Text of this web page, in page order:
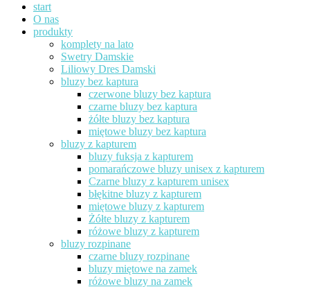
start
O nas
produkty
komplety na lato
Swetry Damskie
Liliowy Dres Damski
bluzy bez kaptura
czerwone bluzy bez kaptura
czarne bluzy bez kaptura
żółte bluzy bez kaptura
miętowe bluzy bez kaptura
bluzy z kapturem
bluzy fuksja z kapturem
pomarańczowe bluzy unisex z kapturem
Czarne bluzy z kapturem unisex
błękitne bluzy z kapturem
miętowe bluzy z kapturem
Żółte bluzy z kapturem
różowe bluzy z kapturem
bluzy rozpinane
czarne bluzy rozpinane
bluzy miętowe na zamek
różowe bluzy na zamek